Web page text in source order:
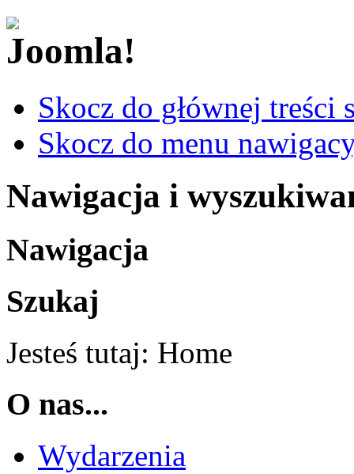
Skocz do głównej treści
Skocz do menu
Nawigacja i
Nawigacja
Szukaj
Jesteś tutaj: Home
O nas...
Wydarzenia